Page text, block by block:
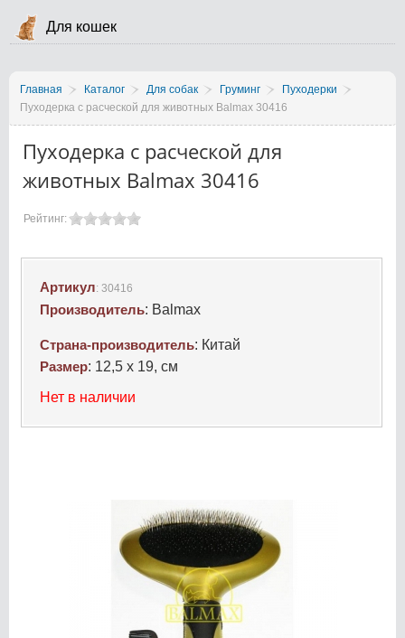
Для кошек
Главная Каталог Для собак Груминг
Пуходерки
Пуходерка с расческой для животных Balmax 30416
Пуходерка с расческой для
животных Balmax 30416
Рейтинг:
Артикул: 30416
Производитель: Balmax
Страна-производитель: Китай
Размер: 12,5 х 19, см
Нет в наличии